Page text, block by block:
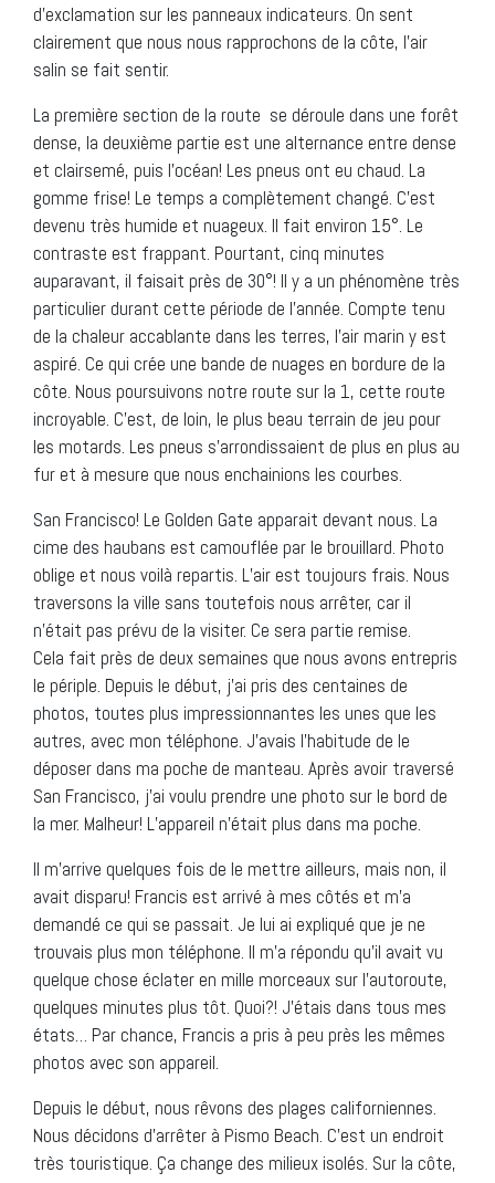
d’exclamation sur les panneaux indicateurs. On sent
clairement que nous nous rapprochons de la côte, l’air
salin se fait sentir.
La première section de la route se déroule dans une forêt
dense, la deuxième partie est une alternance entre dense
et clairsemé, puis l’océan! Les pneus ont eu chaud. La
gomme frise! Le temps a complètement changé. C’est
devenu très humide et nuageux. Il fait environ 15°. Le
contraste est frappant. Pourtant, cinq minutes
auparavant, il faisait près de 30°! Il y a un phénomène très
particulier durant cette période de l’année. Compte tenu
de la chaleur accablante dans les terres, l’air marin y est
aspiré. Ce qui crée une bande de nuages en bordure de la
côte. Nous poursuivons notre route sur la 1, cette route
incroyable. C’est, de loin, le plus beau terrain de jeu pour
les motards. Les pneus s’arrondissaient de plus en plus au
fur et à mesure que nous enchainions les courbes.
San Francisco! Le Golden Gate apparait devant nous. La
cime des haubans est camouflée par le brouillard. Photo
oblige et nous voilà repartis. L’air est toujours frais. Nous
traversons la ville sans toutefois nous arrêter, car il
n’était pas prévu de la visiter. Ce sera partie remise.
Cela fait près de deux semaines que nous avons entrepris
le périple. Depuis le début, j’ai pris des centaines de
photos, toutes plus impressionnantes les unes que les
autres, avec mon téléphone. J’avais l’habitude de le
déposer dans ma poche de manteau. Après avoir traversé
San Francisco, j’ai voulu prendre une photo sur le bord de
la mer. Malheur! L’appareil n’était plus dans ma poche.
Il m’arrive quelques fois de le mettre ailleurs, mais non, il
avait disparu! Francis est arrivé à mes côtés et m’a
demandé ce qui se passait. Je lui ai expliqué que je ne
trouvais plus mon téléphone. Il m’a répondu qu’il avait vu
quelque chose éclater en mille morceaux sur l’autoroute,
quelques minutes plus tôt. Quoi?! J’étais dans tous mes
états… Par chance, Francis a pris à peu près les mêmes
photos avec son appareil.
Depuis le début, nous rêvons des plages californiennes.
Nous décidons d’arrêter à Pismo Beach. C’est un endroit
très touristique. Ça change des milieux isolés. Sur la côte,